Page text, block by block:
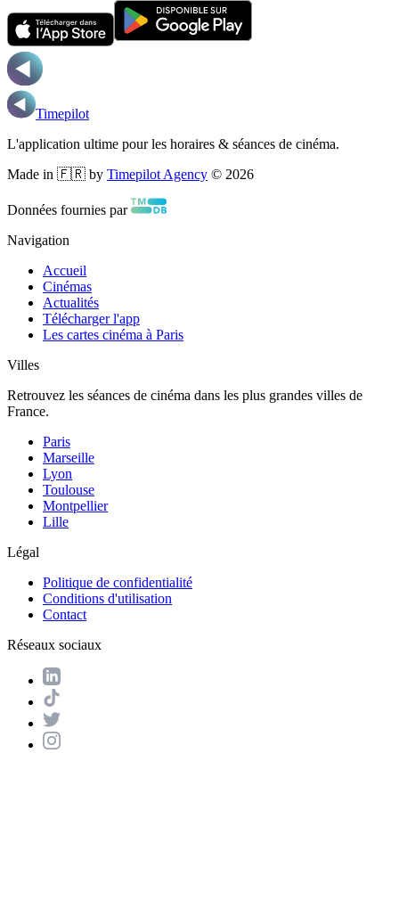
Timepilot
L'application ultime pour les horaires & séances de cinéma.
Made in 🇫🇷 by Timepilot Agency © 2026
Données fournies par
Navigation
Accueil
Cinémas
Actualités
Télécharger l'app
Les cartes cinéma à Paris
Villes
Retrouvez les séances de cinéma dans les plus grandes villes de
France.
Paris
Marseille
Lyon
Toulouse
Montpellier
Lille
Légal
Politique de confidentialité
Conditions d'utilisation
Contact
Réseaux sociaux